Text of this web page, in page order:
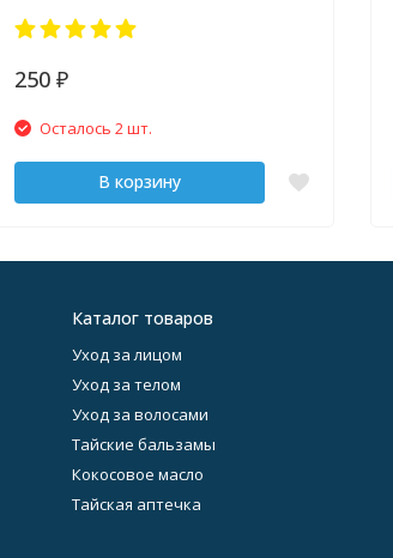
250₽
Осталось 2 шт.
В корзину
Каталог товаров
Уход за лицом
Уход за телом
Уход за волосами
Тайские бальзамы
Кокосовое масло
Тайская аптечка